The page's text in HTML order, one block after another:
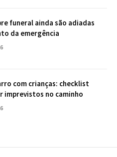
funeral ainda são adiadas
da emergência
com crianças: checklist
imprevistos no caminho